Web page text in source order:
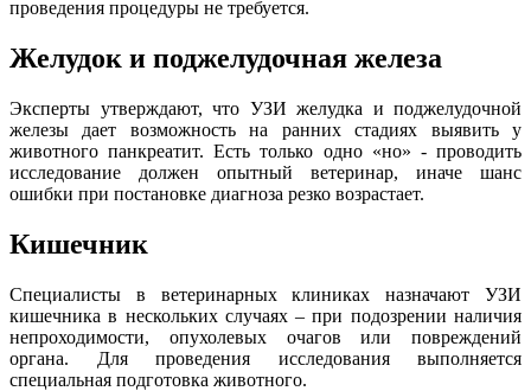
проведения процедуры не требуется.
Желудок и поджелудочная железа
Эксперты утверждают, что УЗИ желудка и поджелудочной
железы дает возможность на ранних стадиях выявить у
животного панкреатит. Есть только одно «но» - проводить
исследование должен опытный ветеринар, иначе шанс
ошибки при постановке диагноза резко возрастает.
Кишечник
Специалисты в ветеринарных клиниках назначают УЗИ
кишечника в нескольких случаях – при подозрении наличия
непроходимости, опухолевых очагов или повреждений
органа. Для проведения исследования выполняется
специальная подготовка животного.